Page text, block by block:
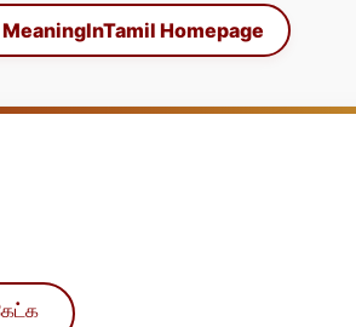
Homepage